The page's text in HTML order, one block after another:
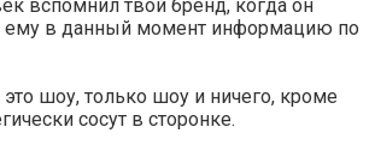
вспомнил твой бренд, когда он
ему в данный момент информацию по
шоу, только шоу и ничего, кроме
сосут в сторонке.